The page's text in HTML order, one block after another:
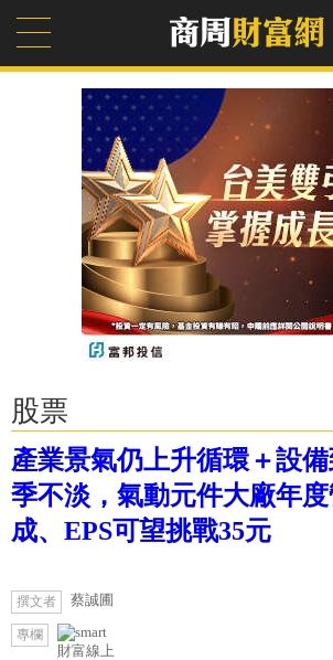
股票
產業景氣仍上升循環＋設
季不淡，氣動元件大廠年
成、EPS可望挑戰35元
撰文者 蔡誠圃
專欄
財富線上